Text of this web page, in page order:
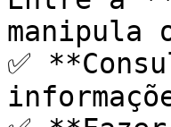
manipula
✅